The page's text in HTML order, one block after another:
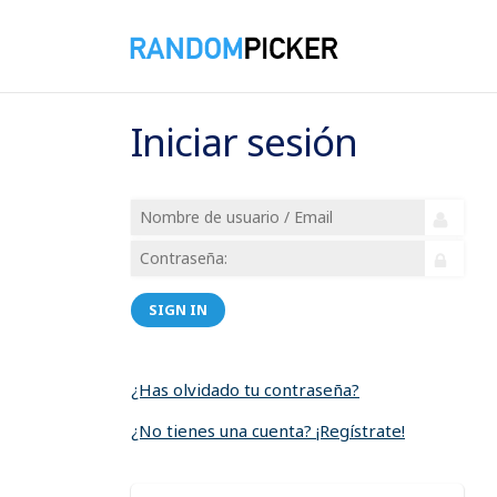
Iniciar sesión
SIGN IN
¿Has olvidado tu contraseña?
¿No tienes una cuenta? ¡Regístrate!